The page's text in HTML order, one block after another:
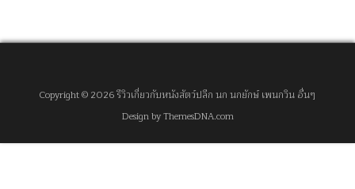
Copyright © 2026 รีวิวเกี่ยวกับหนังสัตว์ปลีก นก นกยักษ์ เพนกวิน อื่นๆ
Design by ThemesDNA.com